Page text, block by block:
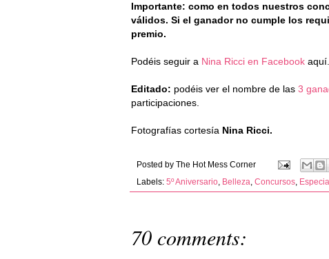
Importante: como en todos nuestros
válidos. Si el ganador no cumple los
premio.
Podéis seguir a Nina Ricci en Facebook aquí.
Editado: podéis ver el nombre de las 3
participaciones.
Fotografías cortesía Nina Ricci.
Posted by The Hot Mess Corner
Labels: 5º Aniversario Belleza Concursos
70 comments: